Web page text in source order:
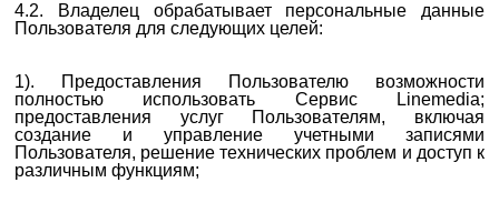
4.2. Владелец обрабатывает персональные данные
Пользователя для следующих целей:
1). Предоставления Пользователю возможности
полностью использовать Сервис Linemedia;
предоставления услуг Пользователям, включая
создание и управление учетными записями
Пользователя, решение технических проблем и доступ к
различным функциям;